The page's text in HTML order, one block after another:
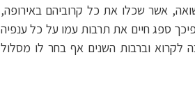
אשר שכלו את כל קרוביהם באירופה,
ספג חיים את תרבות עמו על כל ענפיה
לקרוא וברבות השנים אף בחר לו מסלול